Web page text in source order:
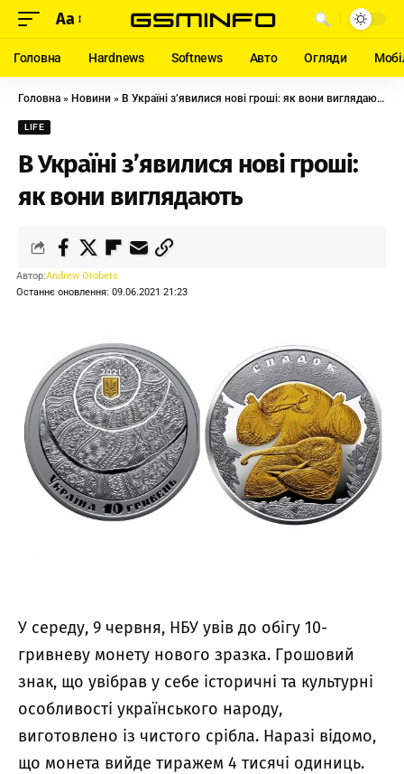
Aa
Головна Hardnews Softnews Авто Огляди
Головна » Новини » В Україні з’явилися нові гроші: як вони виглядають
LIFE
В Україні з’явилися нові гроші:
як вони виглядають
Останнє оновлення: 09.06.2021 21:23
Автор:Andrew Orobets
У середу, 9 червня, НБУ увів до обігу 10-
гривневу монету нового зразка. Грошовий
знак, що увібрав у себе історичні та культурні
особливості українського народу,
виготовлено із чистого срібла. Наразі відомо,
що монета вийде тиражем 4 тисячі одиниць.